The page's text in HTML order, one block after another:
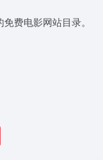
费电影网站目录。